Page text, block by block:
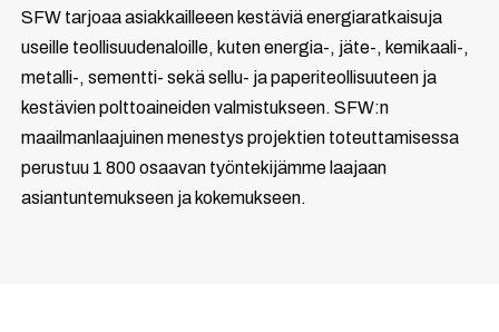
SFW tarjoaa asiakkailleeen kestäviä energiaratkaisuja
useille teollisuudenaloille, kuten energia-, jäte-, kemikaali-,
metalli-, sementti- sekä sellu- ja paperiteollisuuteen ja
kestävien polttoaineiden valmistukseen. SFW:n
maailmanlaajuinen menestys projektien toteuttamisessa
perustuu 1 800 osaavan työntekijämme laajaan
asiantuntemukseen ja kokemukseen.